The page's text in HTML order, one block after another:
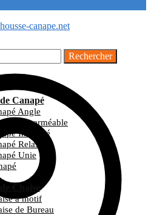
Canapé
Angle
Imperméable
Imprimé
Relax
Unie
Chaise
à motif
de Bureau